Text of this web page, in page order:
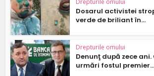
Dosarul activistei
verde de briliant în...
Drepturile omului
Denunţ după zece ani.
urmări fostul premier...